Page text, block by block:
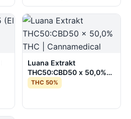
Luana Extrakt
THC50:CBD50 x 50,0%
THC | Cannamedical
THC 50%